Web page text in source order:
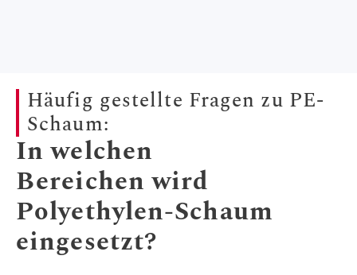
Häufig gestellte Fragen zu PE-
Schaum:
In welchen
Bereichen wird
Polyethylen-Schaum
eingesetzt?